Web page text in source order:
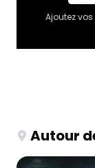
Ajoutez
Autour